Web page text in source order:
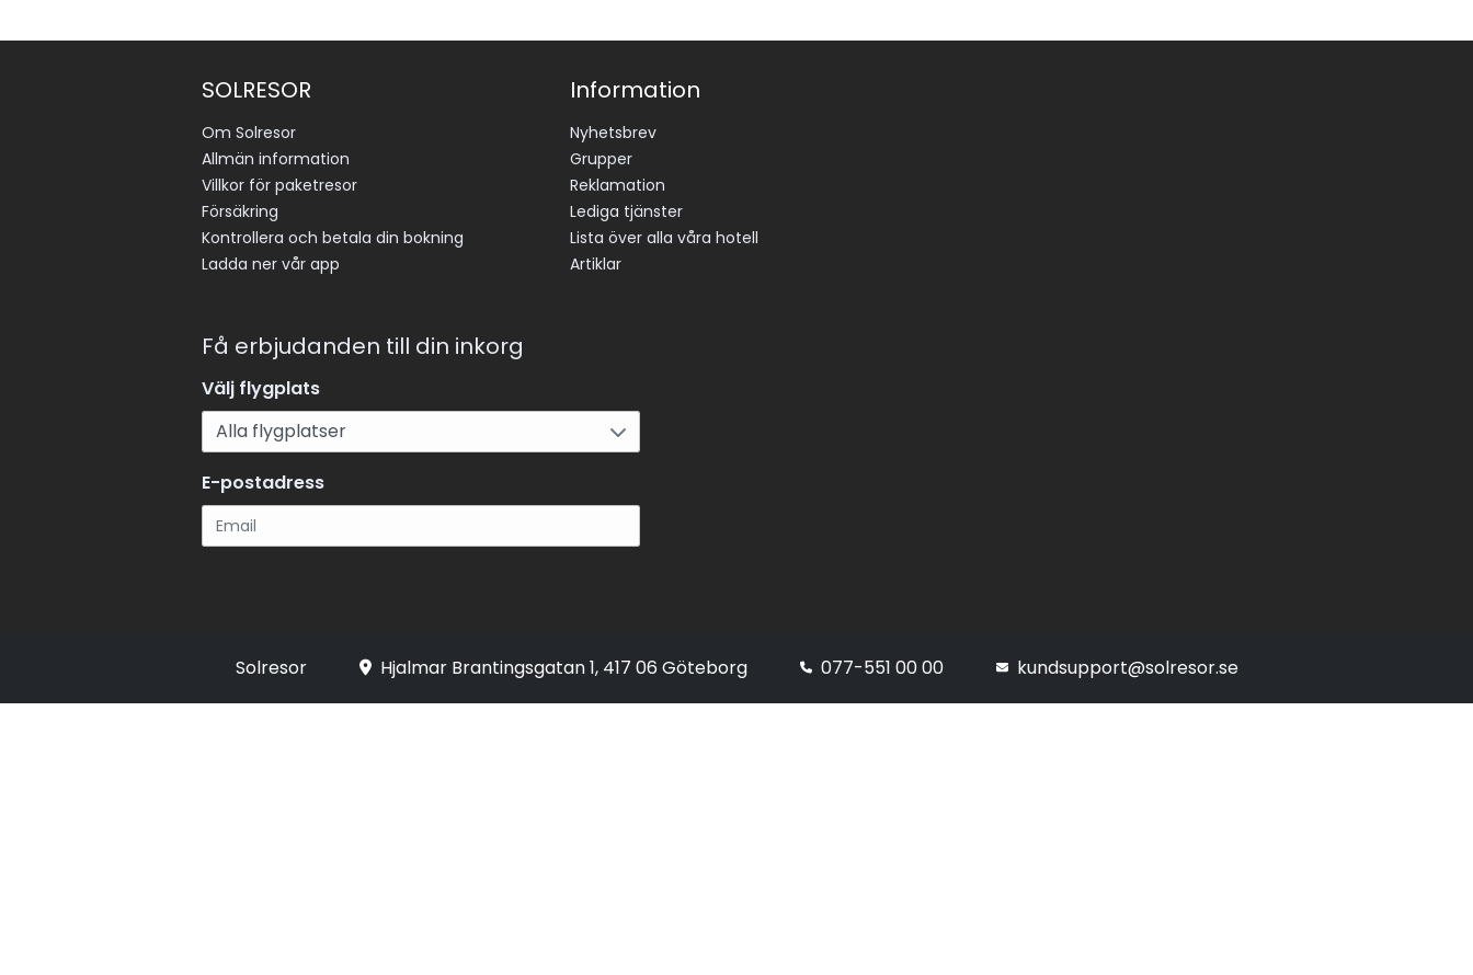
SOLRESOR
Om Solresor
Allmän information
Villkor för paketresor
Försäkring
Kontrollera och betala din bokning
Ladda ner vår app
Information
Nyhetsbrev
Grupper
Reklamation
Lediga tjänster
Lista över alla våra hotell
Artiklar
Få erbjudanden till din inkorg
Välj flygplats
E-postadress
Solresor Hjalmar Brantingsgatan 1, 417 06 Göteborg 077-551 00 00 kundsupport@solresor.se